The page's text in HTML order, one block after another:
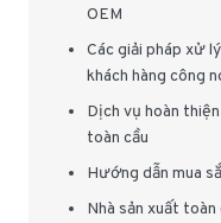
OEM
Các giải pháp xử
khách hàng công
Dịch vụ hoàn
toàn cầu
Hướng dẫn mua
Nhà sản xuất